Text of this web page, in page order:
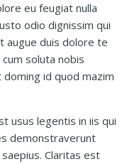
eu feugiat nulla
odio dignissim qui
augue duis dolore te
soluta nobis
id quod mazim
usus legentis in iis qui
demonstraverunt
Claritas est